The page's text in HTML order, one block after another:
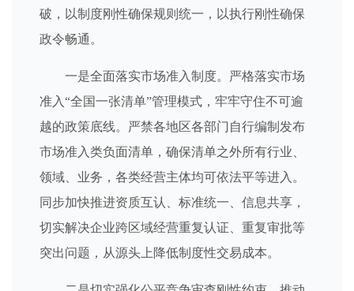
破，以制度刚性确保规则统一，以执行刚性确保
政令畅通。
一是全面落实市场准入制度。严格落实市场
准入“全国一张清单”管理模式，牢牢守住不可逾
越的政策底线。严禁各地区各部门自行编制发布
市场准入类负面清单，确保清单之外所有行业、
领域、业务，各类经营主体均可依法平等进入。
同步加快推进资质互认、标准统一、信息共享，
切实解决企业跨区域经营重复认证、重复审批等
突出问题，从源头上降低制度性交易成本。